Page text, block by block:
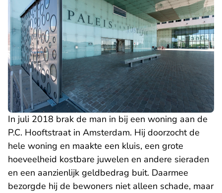
In juli 2018 brak de man in bij een woning aan de
P.C. Hooftstraat in Amsterdam. Hij doorzocht de
hele woning en maakte een kluis, een grote
hoeveel­heid kostbare juwelen en andere sieraden
en een aanzienlijk geldbedrag buit. Daarmee
bezorgde hij de bewoners niet alleen schade, maar